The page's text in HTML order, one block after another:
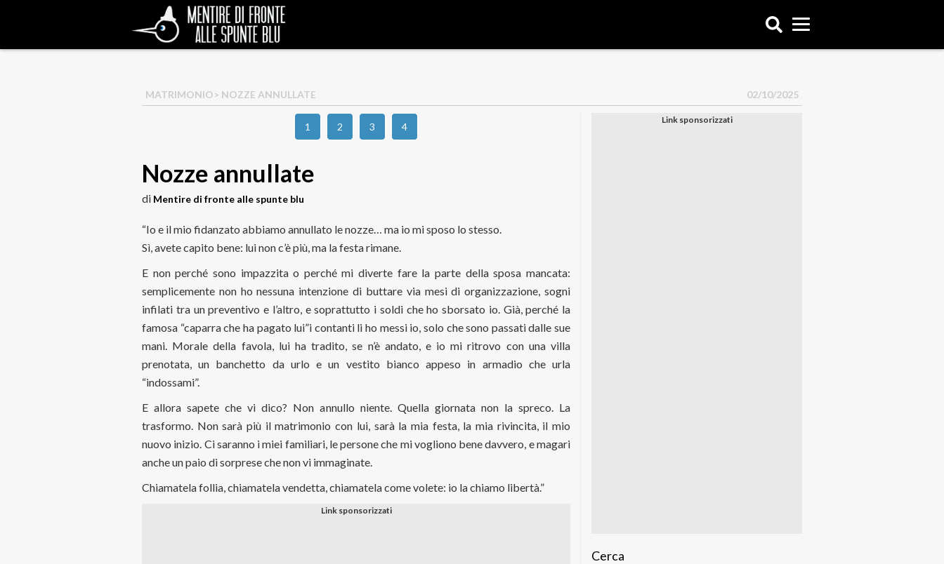
MATRIMONIO> NOZZE ANNULLATE 02/10/2025
1 2 3 4
Nozze annullate
di Mentire di fronte alle spunte blu
“Io e il mio fidanzato abbiamo annullato le nozze… ma io mi sposo lo stesso.
Sì, avete capito bene: lui non c’è più, ma la festa rimane.
E non perché sono impazzita o perché mi diverte fare la parte della sposa mancata:
semplicemente non ho nessuna intenzione di buttare via mesi di organizzazione, sogni
infilati tra un preventivo e l’altro, e soprattutto i soldi che ho sborsato io. Già, perché la
famosa “caparra che ha pagato lui”i contanti li ho messi io, solo che sono passati dalle sue
mani. Morale della favola, lui ha tradito, se n’è andato, e io mi ritrovo con una villa
prenotata, un banchetto da urlo e un vestito bianco appeso in armadio che urla
“indossami”.
E allora sapete che vi dico? Non annullo niente. Quella giornata non la spreco. La
trasformo. Non sarà più il matrimonio con lui, sarà la mia festa, la mia rivincita, il mio
nuovo inizio. Ci saranno i miei familiari, le persone che mi vogliono bene davvero, e magari
anche un paio di sorprese che non vi immaginate.
Chiamatela follia, chiamatela vendetta, chiamatela come volete: io la chiamo libertà.”
Cerca